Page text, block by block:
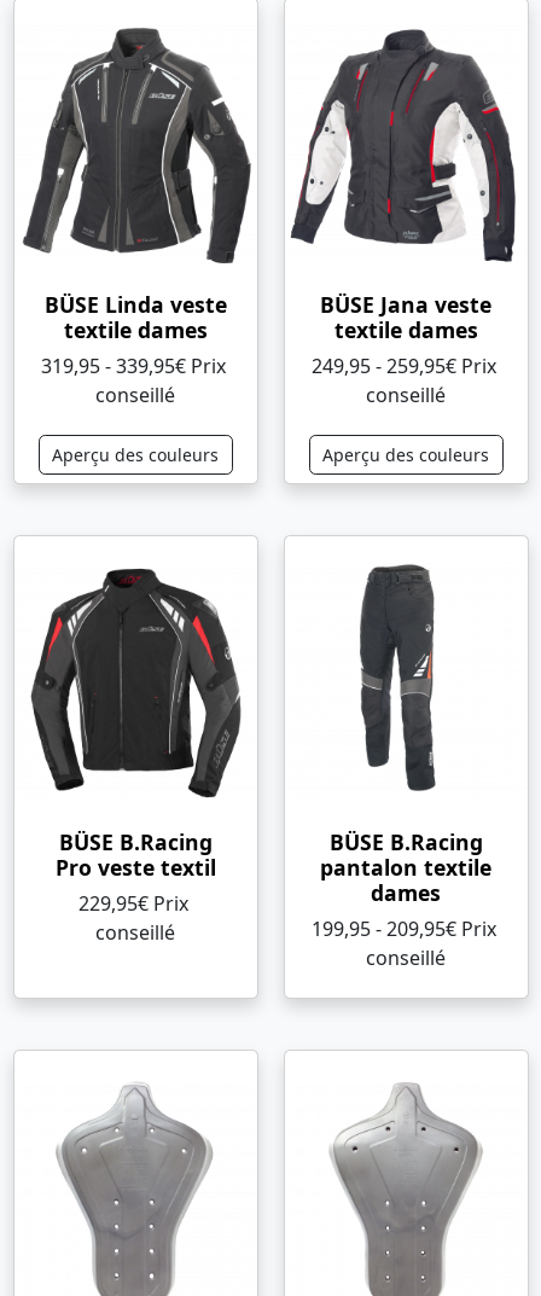
BÜSE Linda veste
textile dames
319,95 - 339,95€ Prix ​​
conseillé
Aperçu des couleurs
BÜSE Jana veste
textile dames
249,95 - 259,95€ Prix ​​
conseillé
Aperçu des couleurs
BÜSE B.Racing
Pro veste textil
229,95€ Prix ​​
conseillé
BÜSE B.Racing
pantalon textile
dames
199,95 - 209,95€ Prix ​​
conseillé